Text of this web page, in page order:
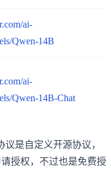
ai-
Qwen-14B
ai-
Qwen-14B-Chat
是自定义开源协议，
授权，不过也是免费授